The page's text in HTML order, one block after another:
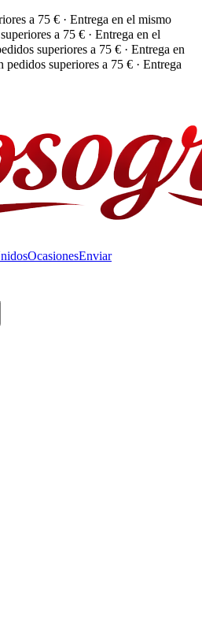
a 75 € · Entrega en el mismo
a 75 € · Entrega en el
superiores a 75 € · Entrega en
pedidos superiores a 75 € · Entrega
OcasionesEnviar